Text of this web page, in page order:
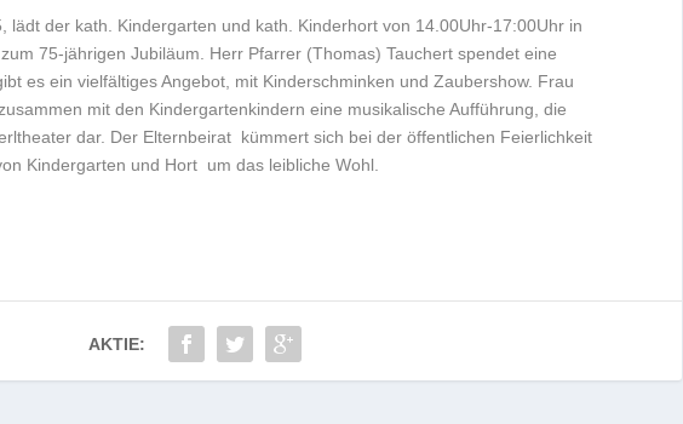
lädt der kath. Kindergarten und kath. Kinderhort von 14.00Uhr-17:00Uhr in
75-jährigen Jubiläum. Herr Pfarrer (Thomas) Tauchert spendet eine
es ein vielfältiges Angebot, mit Kinderschminken und Zaubershow. Frau
mit den Kindergartenkindern eine musikalische Aufführung, die
dar. Der Elternbeirat kümmert sich bei der öffentlichen Feierlichkeit
Kindergarten und Hort um das leibliche Wohl.
AKTIE: